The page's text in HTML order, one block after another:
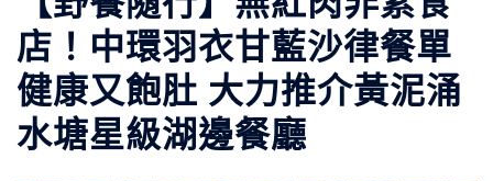
店！中環羽衣甘藍沙律餐單
健康又飽肚 大力推介黃泥涌
水塘星級湖邊餐廳